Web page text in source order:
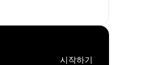
시작하기